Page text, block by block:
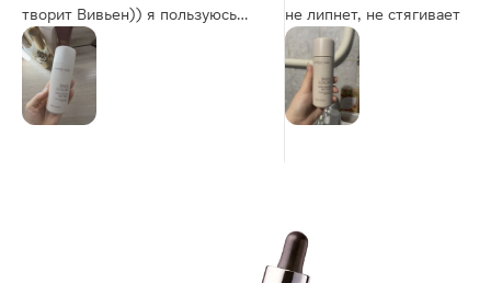
творит Вивьен)) я пользуюсь
косметикой люкс сегмента, на
лето взяла крем, думаю ну не
понравится ноги буду мазать…а
мне понравился, потом тоник
не липнет, не стягивает